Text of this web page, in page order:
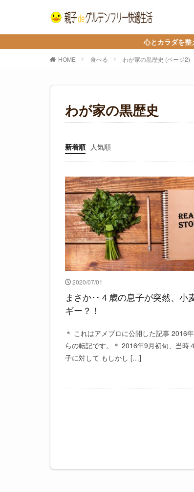
心とカラダを整えて、快
HOME 食べる わが家の黒歴史 (ページ2)
わが家の黒歴史
新着順 人気順
2020/07/01
まさか‥４歳の息子が突然、小
ギー？！
＊ これはアメブロに公開した記事 2016
らの転記です。＊ 2016年9月初旬、当時
子に対して もしかし […]